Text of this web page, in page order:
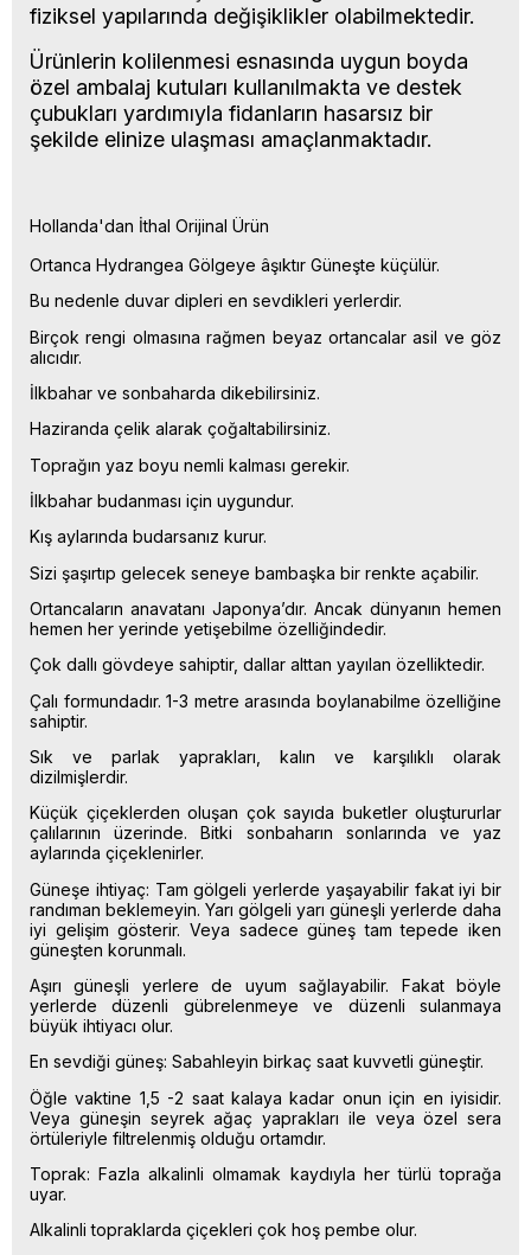
fiziksel yapılarında değişiklikler olabilmektedir.
Ürünlerin kolilenmesi esnasında uygun boyda
özel ambalaj kutuları kullanılmakta ve destek
çubukları yardımıyla fidanların hasarsız bir
şekilde elinize ulaşması amaçlanmaktadır.
Hollanda'dan İthal Orijinal Ürün
Ortanca Hydrangea Gölgeye âşıktır Güneşte küçülür.
Bu nedenle duvar dipleri en sevdikleri yerlerdir.
Birçok rengi olmasına rağmen beyaz ortancalar asil ve göz
alıcıdır.
İlkbahar ve sonbaharda dikebilirsiniz.
Haziranda çelik alarak çoğaltabilirsiniz.
Toprağın yaz boyu nemli kalması gerekir.
İlkbahar budanması için uygundur.
Kış aylarında budarsanız kurur.
Sizi şaşırtıp gelecek seneye bambaşka bir renkte açabilir.
Ortancaların anavatanı Japonya’dır. Ancak dünyanın hemen
hemen her yerinde yetişebilme özelliğindedir.
Çok dallı gövdeye sahiptir, dallar alttan yayılan özelliktedir.
Çalı formundadır. 1-3 metre arasında boylanabilme özelliğine
sahiptir.
Sık ve parlak yaprakları, kalın ve karşılıklı olarak
dizilmişlerdir.
Küçük çiçeklerden oluşan çok sayıda buketler oluştururlar
çalılarının üzerinde. Bitki sonbaharın sonlarında ve yaz
aylarında çiçeklenirler.
Güneşe ihtiyaç: Tam gölgeli yerlerde yaşayabilir fakat iyi bir
randıman beklemeyin. Yarı gölgeli yarı güneşli yerlerde daha
iyi gelişim gösterir. Veya sadece güneş tam tepede iken
güneşten korunmalı.
Aşırı güneşli yerlere de uyum sağlayabilir. Fakat böyle
yerlerde düzenli gübrelenmeye ve düzenli sulanmaya
büyük ihtiyacı olur.
En sevdiği güneş: Sabahleyin birkaç saat kuvvetli güneştir.
Öğle vaktine 1,5 -2 saat kalaya kadar onun için en iyisidir.
Veya güneşin seyrek ağaç yaprakları ile veya özel sera
örtüleriyle filtrelenmiş olduğu ortamdır.
Toprak: Fazla alkalinli olmamak kaydıyla her türlü toprağa
uyar.
Alkalinli topraklarda çiçekleri çok hoş pembe olur.